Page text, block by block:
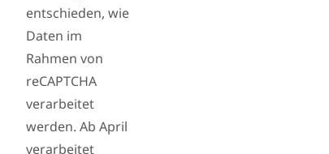
entschieden, wie
Daten im
Rahmen von
reCAPTCHA
verarbeitet
werden. Ab April
verarbeitet